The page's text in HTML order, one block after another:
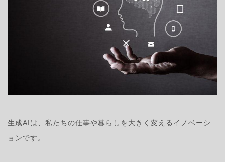
生成AIは、私たちの仕事や暮らしを大きく変えるイノベーシ
ョンです。